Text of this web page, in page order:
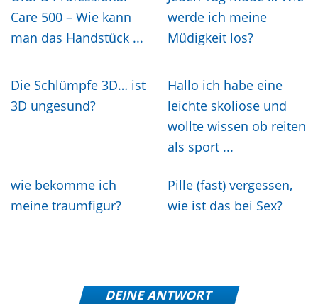
Care 500 – Wie kann
man das Handstück ...
werde ich meine
Müdigkeit los?
Die Schlümpfe 3D… ist
3D ungesund?
Hallo ich habe eine
leichte skoliose und
wollte wissen ob reiten
als sport ...
wie bekomme ich
meine traumfigur?
Pille (fast) vergessen,
wie ist das bei Sex?
DEINE ANTWORT